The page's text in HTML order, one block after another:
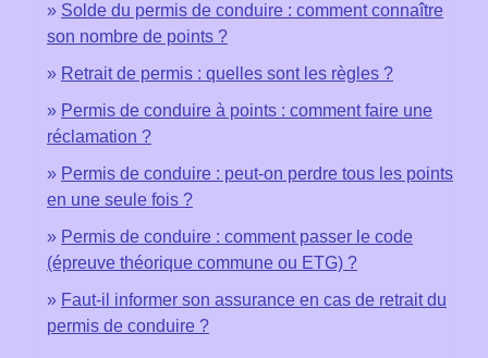
Solde du permis de conduire : comment connaître
son nombre de points ?
Retrait de permis : quelles sont les règles ?
Permis de conduire à points : comment faire une
réclamation ?
Permis de conduire : peut-on perdre tous les points
en une seule fois ?
Permis de conduire : comment passer le code
(épreuve théorique commune ou ETG) ?
Faut-il informer son assurance en cas de retrait du
permis de conduire ?